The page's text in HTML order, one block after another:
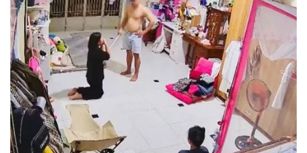
Tin nóng
Tư vấn luật
Việt Nam
Phân tích